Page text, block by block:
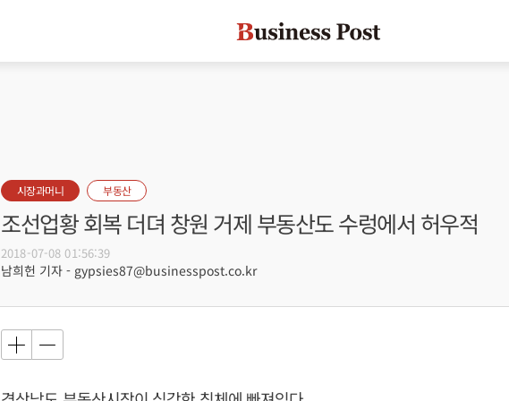
시장과머니 부동산
조선업황 회복 더뎌 창원 거제 부동산도 수렁에서 허우적
2018-07-08 01:56:39
남희헌 기자 - gypsies87@businesspost.co.kr